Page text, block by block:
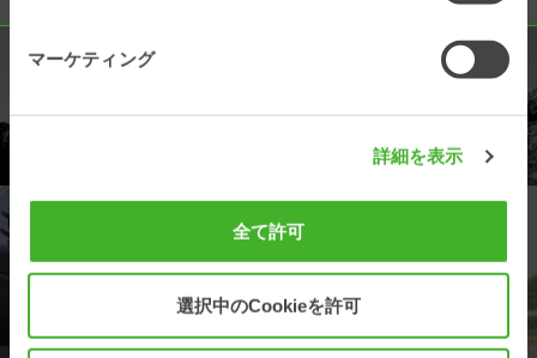
マーケティング
詳細を表示
全て許可
選択中のCookieを許可
最寄りのディーラーを探す